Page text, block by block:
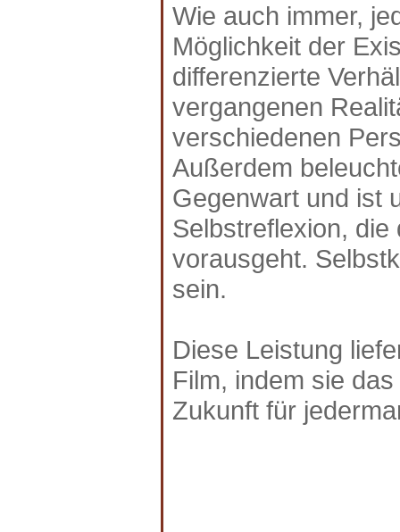
Wie auch immer,
Möglichkeit der
differenzierte
vergangenen
verschiedenen
Außerdem
Gegenwart und ist
Selbstreflexion,
vorausgeht.
sein.
Diese Leistung
Film, indem sie
Zukunft für